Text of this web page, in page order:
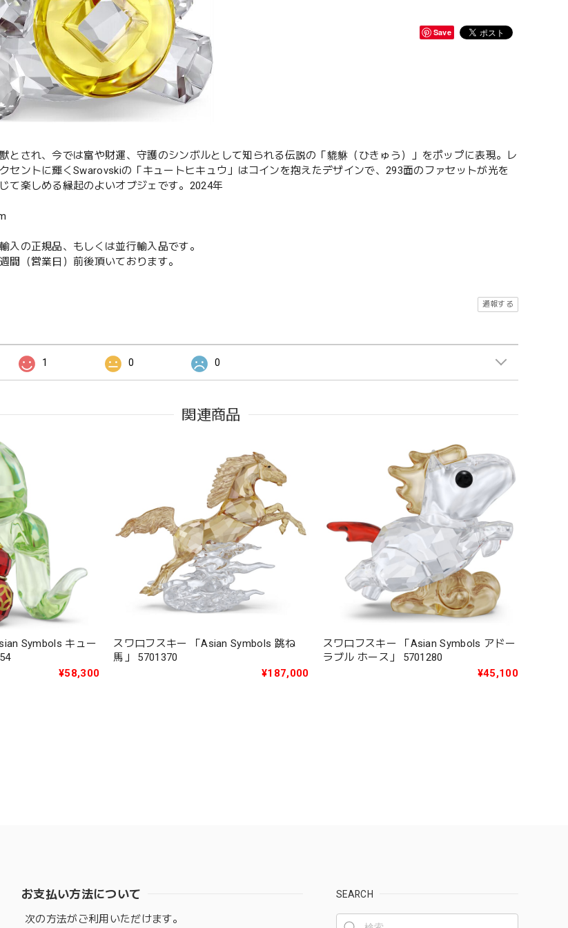
Save
とされ、今では富や財運、守護のシンボルとして知られる伝説の「貔貅（ひきゅう）」をポップに表現。レ
セントに輝くSwarovskiの「キュートヒキュウ」はコインを抱えたデザインで、293面のファセットが光を
て楽しめる縁起のよいオブジェです。2024年
入の正規品、もしくは並行輸入品です。
間（営業日）前後頂いております。
通報する
1 0 0
関連商品
Symbols キュー
¥58,300
スワロフスキー 「Asian Symbols 跳ね
馬」 5701370
¥187,000
スワロフスキー 「Asian Symbols アドー
ラブル ホース」 5701280
¥45,100
お支払い方法について
次の方法がご利用いただけます。
SEARCH